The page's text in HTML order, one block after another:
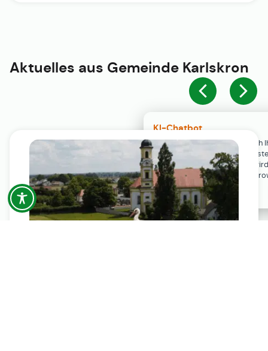
KI-Chatbot
Der KI-Chatbot steht erst nach
Einwilligung in den Cookie-
Verfügung. Der Chat-Verlauf
ausschließlich lokal in Ihrem
gespeichert.
Aktuelles aus Gemeinde Karlskron